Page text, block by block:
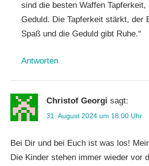
sind die besten Waffen Tapferkeit,
Geduld. Die Tapferkeit stärkt, der
Spaß und die Geduld gibt Ruhe.“
Antworten
Christof Georgi sagt:
31. August 2024 um 18:00 Uhr
Bei Dir und bei Euch ist was los!
Die Kinder stehen immer wieder vor